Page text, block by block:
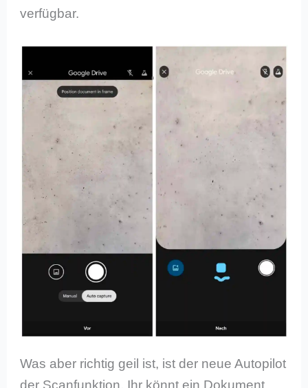
verfügbar.
Was aber richtig geil ist, ist der neue Autopilot